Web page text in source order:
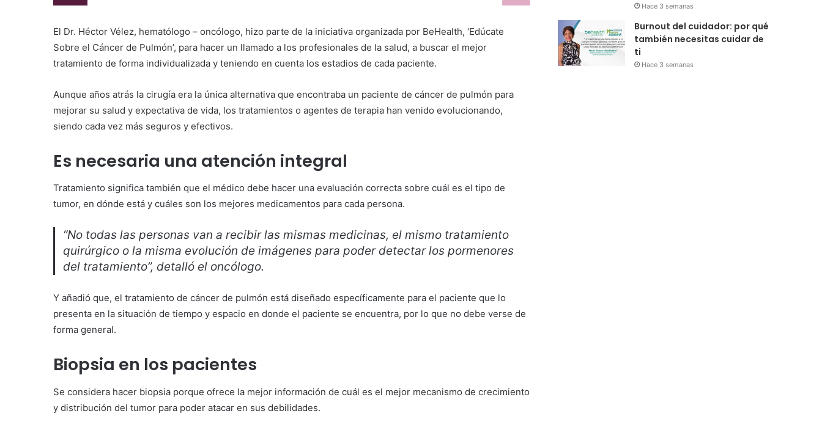
El Dr. Héctor Vélez, hematólogo – oncólogo, hizo parte de la iniciativa organizada por BeHealth, ‘Edúcate
Sobre el Cáncer de Pulmón’, para hacer un llamado a los profesionales de la salud, a buscar el mejor
tratamiento de forma individualizada y teniendo en cuenta los estadios de cada paciente.
Aunque años atrás la cirugía era la única alternativa que encontraba un paciente de cáncer de pulmón para
mejorar su salud y expectativa de vida, los tratamientos o agentes de terapia han venido evolucionando,
siendo cada vez más seguros y efectivos.
Es necesaria una atención integral
Tratamiento significa también que el médico debe hacer una evaluación correcta sobre cuál es el tipo de
tumor, en dónde está y cuáles son los mejores medicamentos para cada persona.
“No todas las personas van a recibir las mismas medicinas, el mismo tratamiento
quirúrgico o la misma evolución de imágenes para poder detectar los pormenores
del tratamiento”, detalló el oncólogo.
Y añadió que, el tratamiento de cáncer de pulmón está diseñado específicamente para el paciente que lo
presenta en la situación de tiempo y espacio en donde el paciente se encuentra, por lo que no debe verse de
forma general.
Biopsia en los pacientes
Se considera hacer biopsia porque ofrece la mejor información de cuál es el mejor mecanismo de crecimiento
y distribución del tumor para poder atacar en sus debilidades.
Hace 3 semanas
Burnout del cuidador: por qué
también necesitas cuidar de
ti
Hace 3 semanas